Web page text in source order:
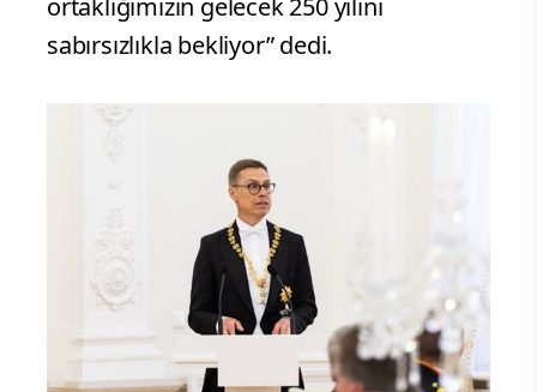
ortaklığımızın gelecek 250 yılını
sabırsızlıkla bekliyor” dedi.